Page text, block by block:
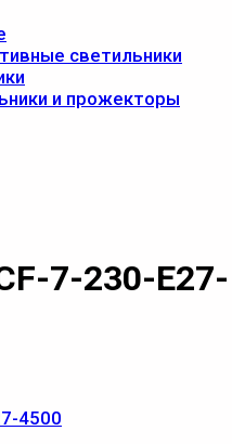
светильники
и прожекторы
7-230-E27-